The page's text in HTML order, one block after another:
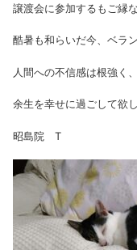
譲渡会に参加するもご縁
酷暑も和らいだ今、ベラ
人間への不信感は根強く
余生を幸せに過ごして欲
昭島院 T